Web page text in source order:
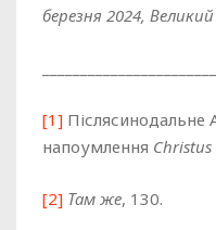
березня 2024, Великий
[1] Післясинодальне
напоумлення
[2] Там же, 130.